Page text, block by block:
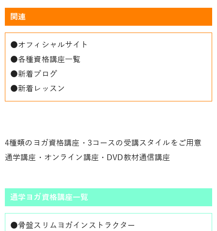
関連
●オフィシャルサイト
●各種資格講座一覧
●新着ブログ
●新着レッスン
4種類のヨガ資格講座・3コースの受講スタイルをご用意
通学講座・オンライン講座・DVD教材通信講座
通学ヨガ資格講座一覧
●骨盤スリムヨガインストラクター